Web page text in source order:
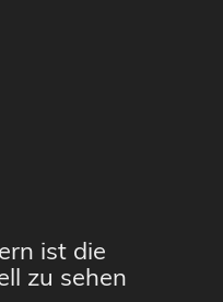
ist die
zu sehen